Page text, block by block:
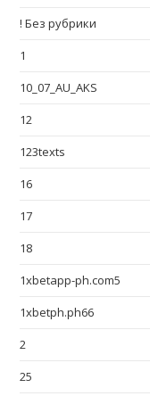
! Без рубрики
1
10_07_AU_AKS
12
123texts
16
17
18
1xbetapp-ph.com5
1xbetph.ph66
2
25